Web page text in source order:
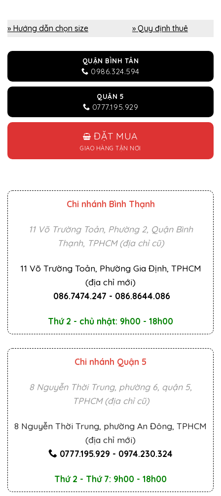
» Hướng dẫn chọn size » Quy định thuê
QUẬN BÌNH TÂN
0986.324.594
QUẬN 5
0777.195.929
ĐẶT MUA
GIAO HÀNG TẬN NƠI
Chi nhánh Bình Thạnh
11 Võ Trường Toản, Phường 2, Quận Bình
Thạnh, TPHCM (địa chỉ cũ)
11 Võ Trường Toản, Phường Gia Định, TPHCM
(địa chỉ mới)
086.7474.247 - 086.8644.086
Thứ 2 - chủ nhật: 9h00 - 18h00
Chi nhánh Quận 5
8 Nguyễn Thời Trung, phường 6, quận 5,
TPHCM (địa chỉ cũ)
8 Nguyễn Thời Trung, phường An Đông, TPHCM
(địa chỉ mới)
0777.195.929 - 0974.230.324
Thứ 2 - Thứ 7: 9h00 - 18h00